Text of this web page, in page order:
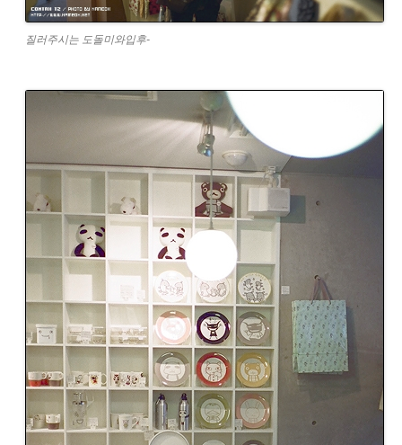
질러주시는 도돌미와입후-